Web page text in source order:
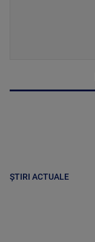
ȘTIRI ACTUALE